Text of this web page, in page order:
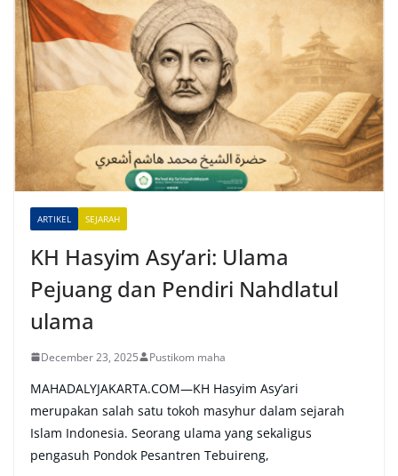
t
v
ARTIKEL SEJARAH
KH Hasyim Asy’ari: Ulama
Pejuang dan Pendiri Nahdlatul
ulama
December 23, 2025 Pustikom maha
MAHADALYJAKARTA.COM—KH Hasyim Asy’ari
merupakan salah satu tokoh masyhur dalam sejarah
Islam Indonesia. Seorang ulama yang sekaligus
pengasuh Pondok Pesantren Tebuireng,